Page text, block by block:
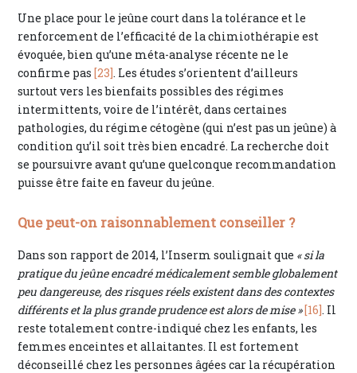
Une place pour le jeûne court dans la tolérance et le
renforcement de l’efficacité de la chimiothérapie est
évoquée, bien qu’une méta-analyse récente ne le
confirme pas[23]. Les études s’orientent d’ailleurs
surtout vers les bienfaits possibles des régimes
intermittents, voire de l’intérêt, dans certaines
pathologies, du régime cétogène (qui n’est pas un jeûne) à
condition qu’il soit très bien encadré. La recherche doit
se poursuivre avant qu’une quelconque recommandation
puisse être faite en faveur du jeûne.
Que peut-on raisonnablement conseiller ?
Dans son rapport de 2014, l’Inserm soulignait que « si la
pratique du jeûne encadré médicalement semble globalement
peu dangereuse, des risques réels existent dans des contextes
différents et la plus grande prudence est alors de mise »[16]. Il
reste totalement contre-indiqué chez les enfants, les
femmes enceintes et allaitantes. Il est fortement
déconseillé chez les personnes âgées car la récupération